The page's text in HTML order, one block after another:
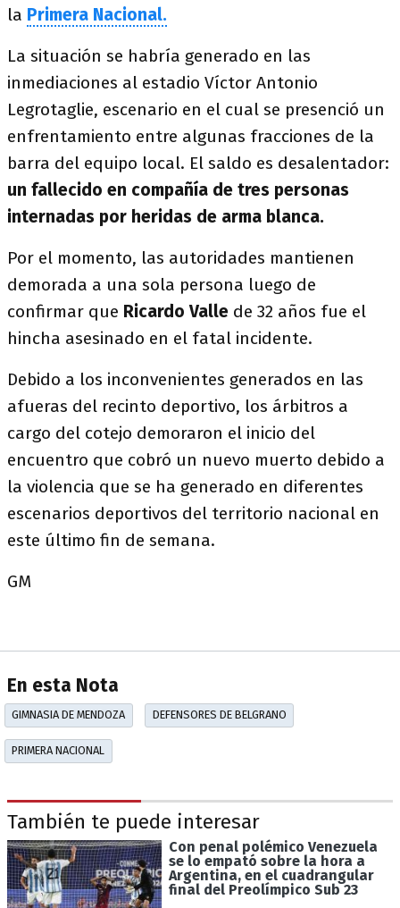
la Primera Nacional.
La situación se habría generado en las
inmediaciones al estadio Víctor Antonio
Legrotaglie, escenario en el cual se presenció un
enfrentamiento entre algunas fracciones de la
barra del equipo local. El saldo es desalentador:
un fallecido en compañía de tres personas
internadas por heridas de arma blanca.
Por el momento, las autoridades mantienen
demorada a una sola persona luego de
confirmar que Ricardo Valle de 32 años fue el
hincha asesinado en el fatal incidente.
Debido a los inconvenientes generados en las
afueras del recinto deportivo, los árbitros a
cargo del cotejo demoraron el inicio del
encuentro que cobró un nuevo muerto debido a
la violencia que se ha generado en diferentes
escenarios deportivos del territorio nacional en
este último fin de semana.
GM
En esta Nota
GIMNASIA DE MENDOZA DEFENSORES DE BELGRANO
PRIMERA NACIONAL
También te puede interesar
Con penal polémico Venezuela
se lo empató sobre la hora a
Argentina, en el cuadrangular
final del Preolímpico Sub 23